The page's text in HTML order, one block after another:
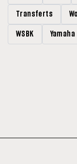
Transferts
WSBK Yamaha